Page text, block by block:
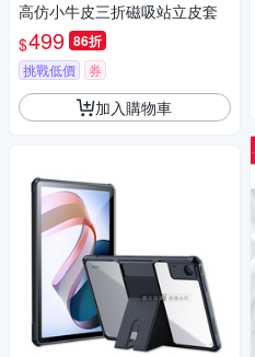
高仿小牛皮三折磁吸站立皮套
$499 86折
挑戰低價 券
加入購物車